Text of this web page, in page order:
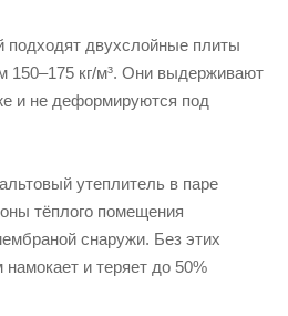
подходят двухслойные плиты
150–175 кг/м³. Они выдерживают
и не деформируются под
утеплитель в паре
тёплого помещения
снаружи. Без этих
и теряет до 50%